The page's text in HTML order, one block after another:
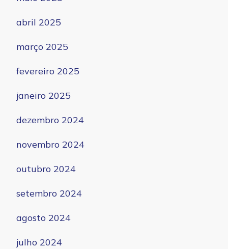
abril 2025
março 2025
fevereiro 2025
janeiro 2025
dezembro 2024
novembro 2024
outubro 2024
setembro 2024
agosto 2024
julho 2024